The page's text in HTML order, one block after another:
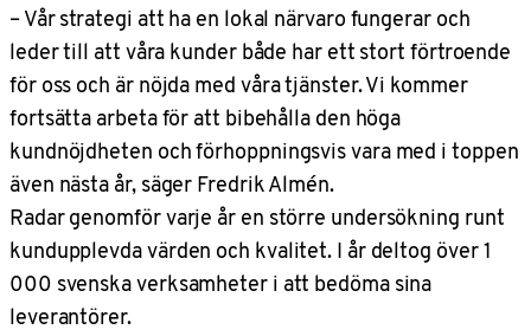
– Vår strategi att ha en lokal närvaro fungerar och
leder till att våra kunder både har ett stort förtroende
för oss och är nöjda med våra tjänster. Vi kommer
fortsätta arbeta för att bibehålla den höga
kundnöjdheten och förhoppningsvis vara med i toppen
även nästa år, säger Fredrik Almén.
Radar genomför varje år en större undersökning runt
kundupplevda värden och kvalitet. I år deltog över 1
000 svenska verksamheter i att bedöma sina
leverantörer.